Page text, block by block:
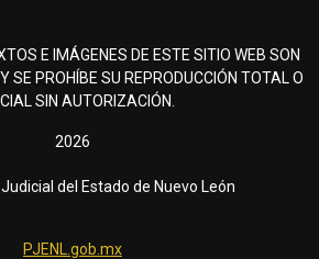
E IMÁGENES DE ESTE SITIO WEB SON
SE PROHÍBE SU REPRODUCCIÓN TOTAL O
SIN AUTORIZACIÓN.
2026
del Estado de Nuevo León
PJENL.gob.mx